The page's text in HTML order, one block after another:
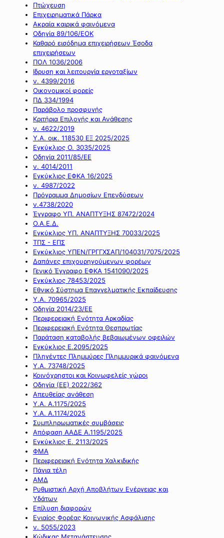
Πτώχευση
Επιχειρηματικά Πάρκα
Ακραία καιρικά φαινόμενα
Οδηγία 89/106/ΕΟΚ
Καθαρό εισόδημα επιχειρήσεων Έσοδα
επιχειρήσεων
ΠΟΛ 1036/2006
Ιδρυση και λειτουργία εργοταξίων
ν. 4399/2016
Οικονομικοί φορείς
ΠΔ 334/1994
Παράβολο προσφυγής
Κριτήρια Επιλογής και Ανάθεσης
ν. 4622/2019
Υ.Α. οικ. 118530 ΕΞ 2025/2025
Εγκύκλιος Ο. 3035/2025
Οδηγία 2011/85/ΕΕ
ν. 4014/2011
Εγκύκλιος ΕΦΚΑ 16/2025
ν. 4987/2022
Πρόγραμμα Δημοσίων Επενδύσεων
ν.4738/2020
Έγγραφο ΥΠ. ΑΝΑΠΤΥΞΗΣ 87472/2024
Ο.Α.Ε.Δ.
Εγκύκλιος ΥΠ. ΑΝΑΠΤΥΞΗΣ 70033/2025
ΤΠΣ - ΕΠΣ
Εγκύκλιος ΥΠΕΝ/ΓΡΓΓΧΣΑΠ/104031/7075/2025
Δαπάνες επιχουρηγούμενων φορέων
Γενικό Έγγραφο ΕΦΚΑ 1541090/2025
Εγκύκλιος 78453/2025
Εθνικό Σύστημα Επαγγελματικής Εκπαίδευσης
Υ.Α. 70965/2025
Οδηγία 2014/23/ΕΕ
Περιφερειακή Ενότητα Αρκαδίας
Περιφερειακή Ενότητα Θεσπρωτίας
Παράταση καταβολής βεβαιωμένων οφειλών
Εγκύκλιος Ε.2095/2025
Πληγέντες Πλημμύρες Πλημμυρικά φαινόμενα
Υ.Α. 73748/2025
Κοινόχρηστοι και Κοινωφελείς χώροι
Οδηγία (ΕΕ) 2022/362
Απευθείας ανάθεση
Υ.Α. Α.1175/2025
Υ.Α. Α.1174/2025
Συμπληρωματικές συμβάσεις
Απόφαση ΑΑΔΕ Α.1195/2025
Εγκύκλιος Ε. 2113/2025
ΦΜΑ
Περιφερειακή Ενότητα Χαλκιδικής
Πάγια τέλη
ΑΜΔ
Ρυθμιστική Αρχή Αποβλήτων Ενέργειας και
Υδάτων
Επίλυση διαφορών
Ενιαίος Φορέας Κοινωνικής Ασφάλισης
ν. 5055/2023